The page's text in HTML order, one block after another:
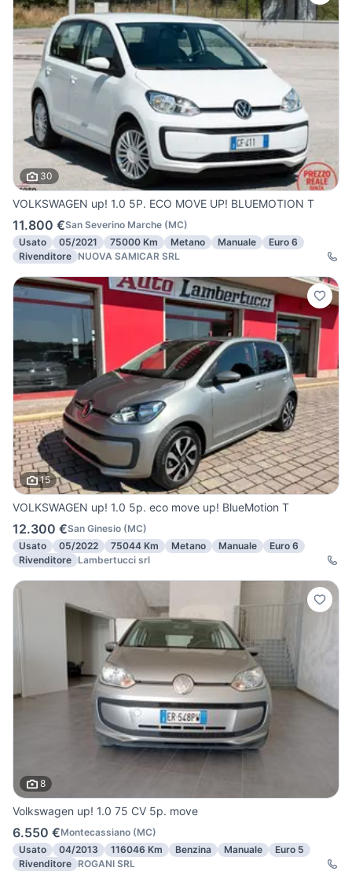
30
VOLKSWAGEN up! 1.0 5P. ECO MOVE UP! BLUEMOTION T
11.800 €San Severino Marche (MC)
Usato
05/2021 75000 Km Metano Manuale
Euro 6
Rivenditore NUOVA SAMICAR SRL
15
VOLKSWAGEN up! 1.0 5p. eco move up! BlueMotion T
12.300 €San Ginesio (MC)
Usato
05/2022 75044 Km Metano Manuale
Euro 6
Rivenditore Lambertucci srl
8
Volkswagen up! 1.0 75 CV 5p. move
6.550 €Montecassiano (MC)
Usato
04/2013 116046 Km Benzina Manuale
Euro 5
Rivenditore ROGANI SRL